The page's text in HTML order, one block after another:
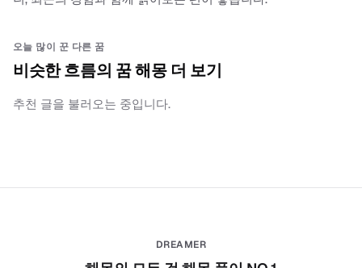
오늘 많이 꾼 다른 꿈
비슷한 흐름의 꿈 해몽 더 보기
추천 글을 불러오는 중입니다.
DREAMER